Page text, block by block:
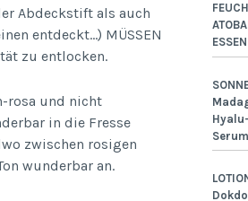
Abdeckstift als auch
entdeckt…) MÜSSEN
zu entlocken.
rosa und nicht
in die Fresse
zwischen rosigen
wunderbar an.